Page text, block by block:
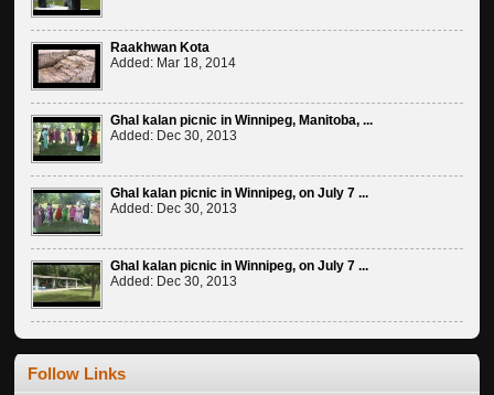
ਨਗਰ ਕੀਰਤਨ 4 ਜਨਵਰੀ 2027 ਨੂੰ ਸਜਾਇਆ ਜਾਵੇਗਾ, ਜੋ ਕਿ ਦਿਨ ਸੋਮਵਾਰ ਹੈ ਸਮੂਹ ਸੰਗਤ
ਜਾਣਗੇ। ਆਪਣੇ ਕੰਮ ਕਾਰ ਨੂੰ ਸੰਕੋਚ ਕੇ ਸ਼ਾਮਿਲ ਹੋਣ ਲਈ ਬੇਨਤੀ ਕੀਤੀ ਜਾਂਦੀ ਹੈ।
Everyone is requested to join the religious Procession on 4th of
January, Monday, 2027.
Raakhwan Kota
Added: Mar 18, 2014
Ghal kalan picnic in Winnipeg, Manitoba, ...
Added: Dec 30, 2013
Ghal kalan picnic in Winnipeg, on July 7 ...
Added: Dec 30, 2013
Ghal kalan picnic in Winnipeg, on July 7 ...
Added: Dec 30, 2013
Follow Links